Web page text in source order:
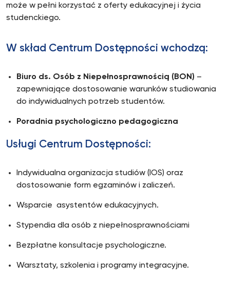
może w pełni korzystać z oferty edukacyjnej i życia
studenckiego.
W skład Centrum Dostępności wchodzą:
Biuro ds. Osób z Niepełnosprawnością (BON) –
zapewniające dostosowanie warunków studiowania
do indywidualnych potrzeb studentów.
Poradnia psychologiczno pedagogiczna
Usługi Centrum Dostępności:
Indywidualna organizacja studiów (IOS) oraz
dostosowanie form egzaminów i zaliczeń.
Wsparcie asystentów edukacyjnych.
Stypendia dla osób z niepełnosprawnościami
Bezpłatne konsultacje psychologiczne.
Warsztaty, szkolenia i programy integracyjne.